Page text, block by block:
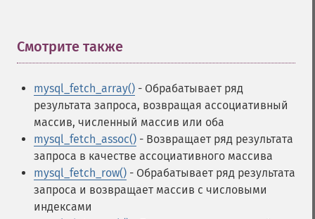
Смотрите также
mysql_fetch_array() - Обрабатывает ряд
результата запроса, возвращая ассоциативный
массив, численный массив или оба
mysql_fetch_assoc() - Возвращает ряд результата
запроса в качестве ассоциативного массива
mysql_fetch_row() - Обрабатывает ряд результата
запроса и возвращает массив с числовыми
индексами